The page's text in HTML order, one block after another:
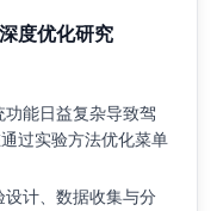
度优化研究
能日益复杂导致驾
过实验方法优化菜单
计、数据收集与分